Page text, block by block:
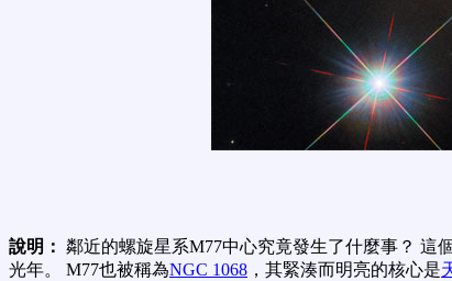
說明： 鄰近的螺旋星系M77中心究竟發生了什麼事？ 這
光年。 M77也被稱為NGC 1068 ，其緊湊而明亮的核心是